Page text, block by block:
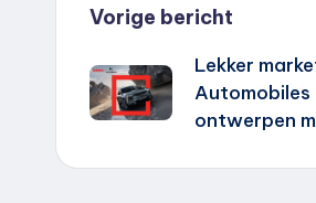
Bericht
navigatie
Vorige bericht
Lekker
ontwerpen